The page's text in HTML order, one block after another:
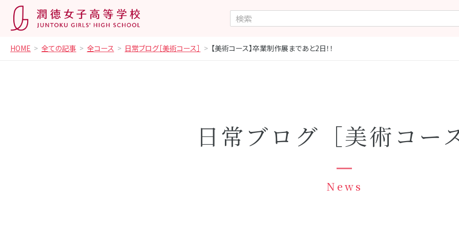
HOME 全ての記事 全コース 日常ブログ［美術コース］ 【美術コース】卒業制作展まであと2日！！
日常ブログ［美術コー
News